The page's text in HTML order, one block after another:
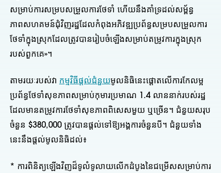
សម្រាប់ការសម្របសម្រួលការថែទាំ ហើយនឹងគាំទ្រដល់សម្ព័ន្ធ
ភាពសហគមន៍ជុំវិញរដ្ឋដែលកំពុងអភិវឌ្ឍប្រព័ន្ធសម្របសម្រួលការ
ថែទាំក្នុងស្រុកដែលត្រូវបានរៀបចំឡើងសម្រាប់តម្រូវការក្នុងស្រុក
របស់ពួកគេ»។
តាមរយៈរបស់វា កម្មវិធីផ្តល់ជំនួយមូលនិធិនេះផ្តោតលើការកែលម្អ
ប្រព័ន្ធថែទាំសុខភាពសម្រាប់កុមារប្រមាណ 1.4 លាននាក់របស់រដ្ឋ
ដែលមានតម្រូវការថែទាំសុខភាពពិសេសមួយ ឬច្រើន។ ជំនួយសរុប
ចំនួន $380,000 ត្រូវបានផ្តល់ទៅឱ្យអង្គការចំនួនបី។ ជំនួយទាំង
នេះនឹងផ្តល់មូលនិធិដល់៖
* ការពិនិត្យឡើងវិញដ៏ទូលំទូលាយលើកដំបូងនៃជម្រើសសម្រាប់ការ